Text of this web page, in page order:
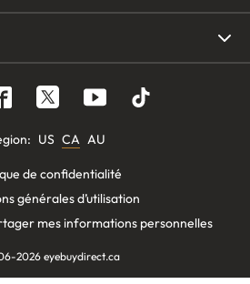
: US CA AU
de confidentialité
générales d’utilisation
mes informations personnelles
2026 eyebuydirect.ca